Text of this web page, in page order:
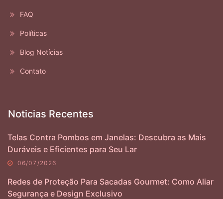
FAQ
Políticas
Blog Notícias
Contato
Noticias Recentes
Telas Contra Pombos em Janelas: Descubra as Mais
Duráveis e Eficientes para Seu Lar
06/07/2026
Redes de Proteção Para Sacadas Gourmet: Como Aliar
Segurança e Design Exclusivo